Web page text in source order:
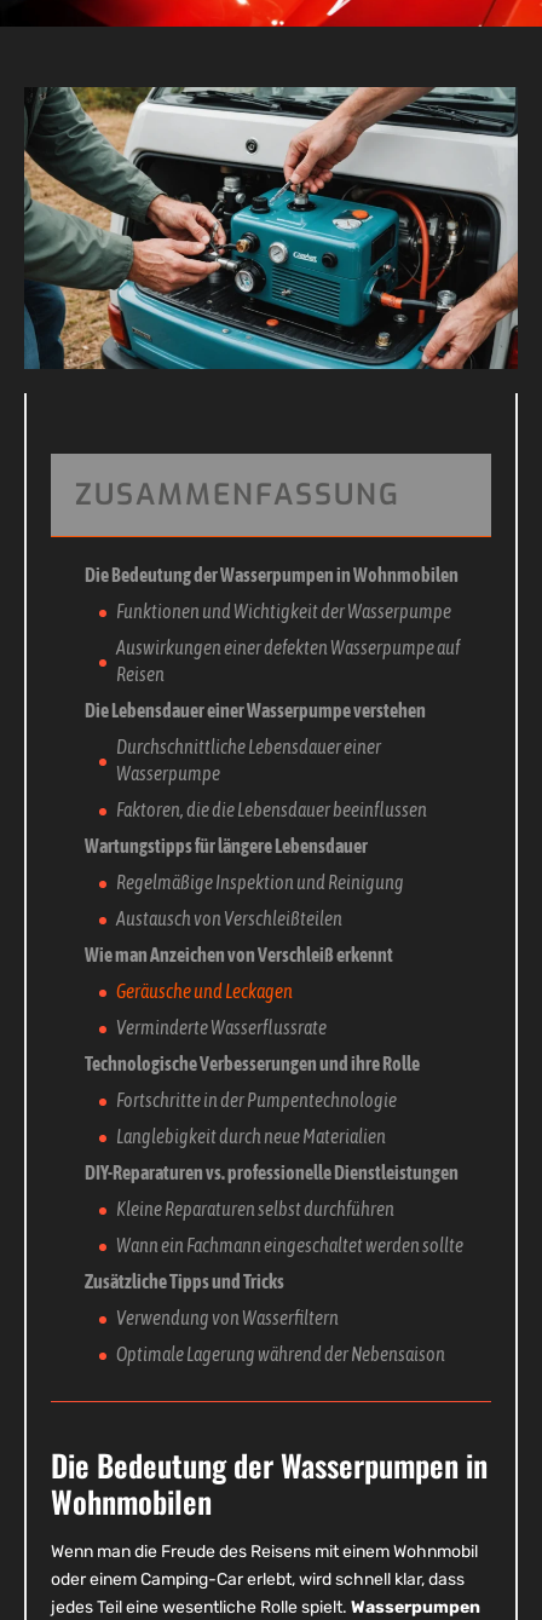
ZUSAMMENFASSUNG
Die Bedeutung der Wasserpumpen in Wohnmobilen
Funktionen und Wichtigkeit der Wasserpumpe
Auswirkungen einer defekten Wasserpumpe auf
Reisen
Die Lebensdauer einer Wasserpumpe verstehen
Durchschnittliche Lebensdauer einer
Wasserpumpe
Faktoren, die die Lebensdauer beeinflussen
Wartungstipps für längere Lebensdauer
Regelmäßige Inspektion und Reinigung
Austausch von Verschleißteilen
Wie man Anzeichen von Verschleiß erkennt
Geräusche und Leckagen
Verminderte Wasserflussrate
Technologische Verbesserungen und ihre Rolle
Fortschritte in der Pumpentechnologie
Langlebigkeit durch neue Materialien
DIY-Reparaturen vs. professionelle Dienstleistungen
Kleine Reparaturen selbst durchführen
Wann ein Fachmann eingeschaltet werden sollte
Zusätzliche Tipps und Tricks
Verwendung von Wasserfiltern
Optimale Lagerung während der Nebensaison
Die Bedeutung der Wasserpumpen in
Wohnmobilen
Wenn man die Freude des Reisens mit einem Wohnmobil
oder einem Camping-Car erlebt, wird schnell klar, dass
jedes Teil eine wesentliche Rolle spielt. Wasserpumpen